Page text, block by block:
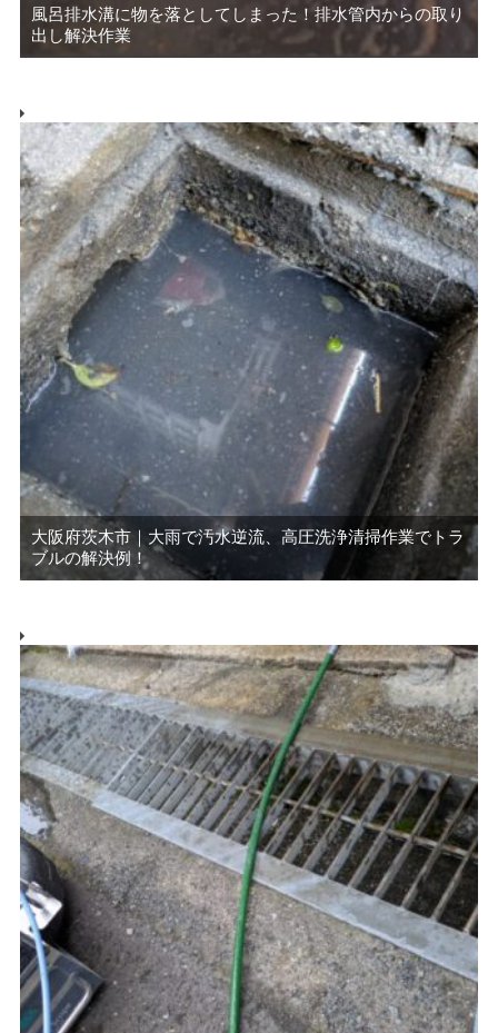
風呂排水溝に物を落としてしまった！排水管内からの取り
出し解決作業
大阪府茨木市｜大雨で汚水逆流、高圧洗浄清掃作業でトラ
ブルの解決例！